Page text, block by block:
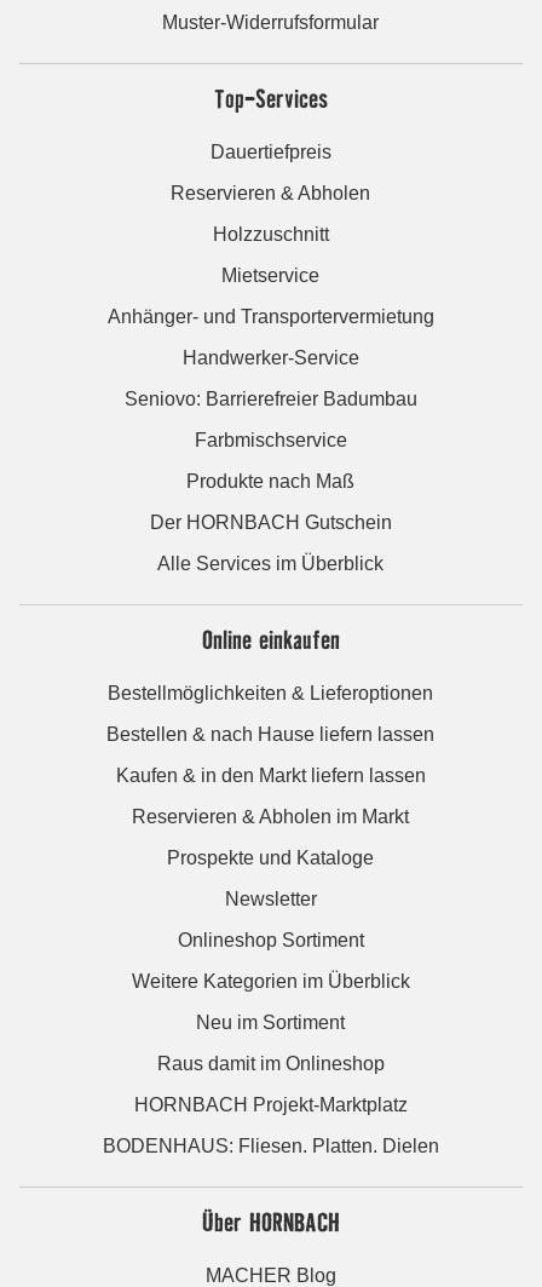
Muster-Widerrufsformular
Top-Services
Dauertiefpreis
Reservieren & Abholen
Holzzuschnitt
Mietservice
Anhänger- und Transportervermietung
Handwerker-Service
Seniovo: Barrierefreier Badumbau
Farbmischservice
Produkte nach Maß
Der HORNBACH Gutschein
Alle Services im Überblick
Online einkaufen
Bestellmöglichkeiten & Lieferoptionen
Bestellen & nach Hause liefern lassen
Kaufen & in den Markt liefern lassen
Reservieren & Abholen im Markt
Prospekte und Kataloge
Newsletter
Onlineshop Sortiment
Weitere Kategorien im Überblick
Neu im Sortiment
Raus damit im Onlineshop
HORNBACH Projekt-Marktplatz
BODENHAUS: Fliesen. Platten. Dielen
Über HORNBACH
MACHER Blog